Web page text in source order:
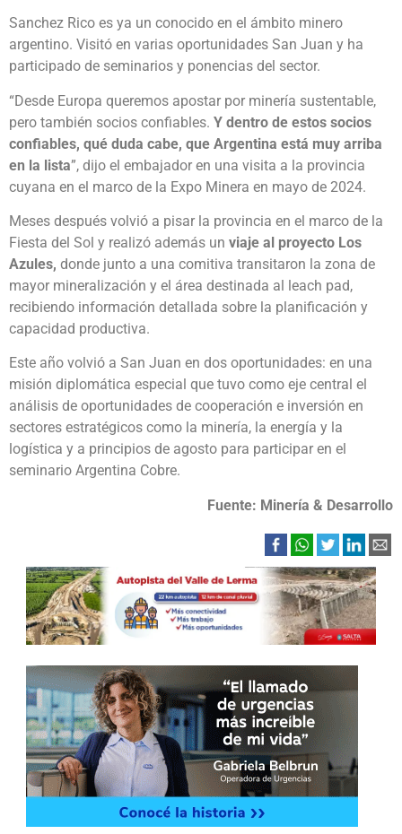
Sanchez Rico es ya un conocido en el ámbito minero
argentino. Visitó en varias oportunidades San Juan y ha
participado de seminarios y ponencias del sector.
“Desde Europa queremos apostar por minería sustentable,
pero también socios confiables. Y dentro de estos socios
confiables, qué duda cabe, que Argentina está muy arriba
en la lista”, dijo el embajador en una visita a la provincia
cuyana en el marco de la Expo Minera en mayo de 2024.
Meses después volvió a pisar la provincia en el marco de la
Fiesta del Sol y realizó además un viaje al proyecto Los
Azules, donde junto a una comitiva transitaron la zona de
mayor mineralización y el área destinada al leach pad,
recibiendo información detallada sobre la planificación y
capacidad productiva.
Este año volvió a San Juan en dos oportunidades: en una
misión diplomática especial que tuvo como eje central el
análisis de oportunidades de cooperación e inversión en
sectores estratégicos como la minería, la energía y la
logística y a principios de agosto para participar en el
seminario Argentina Cobre.
Fuente: Minería & Desarrollo